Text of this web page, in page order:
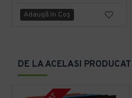
Adaugă în Coş
DE LA ACELASI